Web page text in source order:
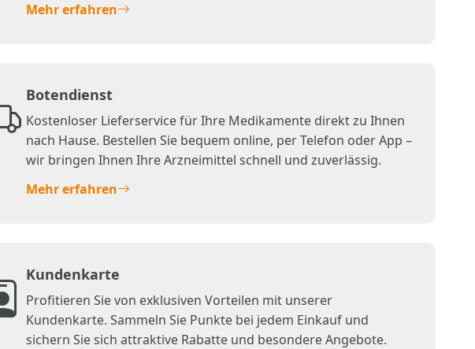
Mehr erfahren
Botendienst
Kostenloser Lieferservice für Ihre Medikamente direkt zu Ihnen
nach Hause. Bestellen Sie bequem online, per Telefon oder App –
wir bringen Ihnen Ihre Arzneimittel schnell und zuverlässig.
Mehr erfahren
Kundenkarte
Profitieren Sie von exklusiven Vorteilen mit unserer
Kundenkarte. Sammeln Sie Punkte bei jedem Einkauf und
sichern Sie sich attraktive Rabatte und besondere Angebote.